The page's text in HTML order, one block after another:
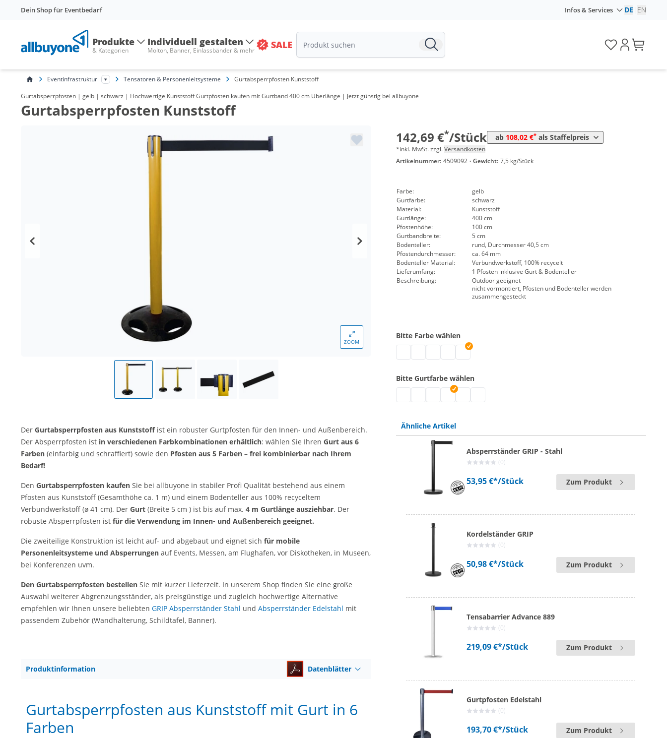
Dein Shop für Eventbedarf Infos & Services DE EN
Produkte
& Kategorien
Individuell gestalten
Molton, Banner, Einlassbänder & mehr SALE
Eventinfrastruktur Tensatoren & Personenleitsysteme Gurtabsperrpfosten Kunststoff
Gurtabsperrpfosten | gelb | schwarz | Hochwertige Kunststoff Gurtpfosten kaufen mit Gurtband 400 cm Überlänge | Jetzt günstig bei allbuyone
Gurtabsperrpfosten Kunststoff
ZOOM
142,69 €*/Stück ab 108,02 €* als Staffelpreis
ab 10 Stück 108,02 €
*inkl. MwSt. zzgl.Versandkosten
Artikelnummer: 4509092 · Gewicht: 7,5 kg/Stück
Farbe:
gelb
Gurtfarbe:
schwarz
Material:
Kunststoff
Gurtlänge:
400 cm
Pfostenhöhe:
100 cm
Gurtbandbreite:
5 cm
Bodenteller:
rund, Durchmesser 40,5 cm
Pfostendurchmesser:
ca. 64 mm
Bodenteller Material:
Verbundwerkstoff, 100% recycelt
Lieferumfang:
1 Pfosten inklusive Gurt & Bodenteller
Beschreibung:
Outdoor geeignet
nicht vormontiert, Pfosten und Bodenteller werden
zusammengesteckt
Bitte Farbe wählen
Gurtabsperrpfosten | grau
Gurtabsperrpfosten | schwarz
Gurtabsperrpfosten | weiß
Gurtabsperrpfosten | rot
Gurtabsperrpfosten | gelb
Bitte Gurtfarbe wählen
Gurtabsperrpfosten | rot
Gurtabsperrpfosten | signalgelb
Gurtabsperrpfosten | schwarz-gelb
Gurtabsperrpfosten | schwarz
Gurtabsperrpfosten | rot-weiß
Der Gurtabsperrpfosten aus Kunststoffist ein robuster Gurtpfosten für den Innen- und Außenbereich.
Der Absperrpfosten ist in verschiedenen Farbkombinationen erhältlich: wählen Sie Ihren Gurt aus 6
Farben (einfarbig und schraffiert) sowie den Pfosten aus 5 Farben – frei kombinierbar nach Ihrem
Bedarf!
Den Gurtabsperrpfosten kaufen Sie bei allbuyone in stabiler Profi Qualität bestehend aus einem
Pfosten aus Kunststoff (Gesamthöhe ca. 1 m) und einem Bodenteller aus 100% recyceltem
Verbundwerkstoff (ø 41 cm). Der Gurt (Breite 5 cm ) ist bis auf max. 4 m Gurtlänge ausziehbar. Der
robuste Absperrpfosten ist für die Verwendung im Innen- und Außenbereich geeignet.
Die zweiteilige Konstruktion ist leicht auf- und abgebaut und eignet sich für mobile
Personenleitsysteme und Absperrungen auf Events, Messen, am Flughafen, vor Diskotheken, in Museen,
bei Konferenzen uvm.
Den Gurtabsperrpfosten bestellen Sie mit kurzer Lieferzeit. In unserem Shop finden Sie eine große
Auswahl weiterer Abgrenzungsständer, als preisgünstige und zugleich hochwertige Alternative
empfehlen wir Ihnen unsere beliebten GRIP Absperrständer Stahl und Absperrständer Edelstahl mit
passendem Zubehör (Wandhalterung, Schildtafel, Banner).
Produktinformation Datenblätter
Gurtabsperrpfosten aus Kunststoff mit Gurt in 6
Farben
Ähnliche Artikel
Absperrständer GRIP - Stahl
(0)
53,95 €*/Stück Zum Produkt
Kordelständer GRIP
(0)
50,98 €*/Stück Zum Produkt
Tensabarrier Advance 889
(0)
219,09 €*/Stück Zum Produkt
Gurtpfosten Edelstahl
(0)
193,70 €*/Stück Zum Produkt